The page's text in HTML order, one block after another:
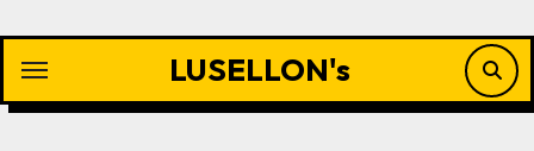
content
LUSELLON's